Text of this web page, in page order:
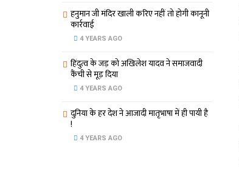
हनुमान जी मंदिर खाली करिए नहीं तो होगी कानूनी
कार्रवाई
4 YEARS AGO
हिंदुत्व के जड़ को अखिलेश यादव ने समाजवादी
कैंची से मूड़ दिया
4 YEARS AGO
दुनिया के हर देश ने आजादी मातृभाषा में ही पायी है
!
4 YEARS AGO